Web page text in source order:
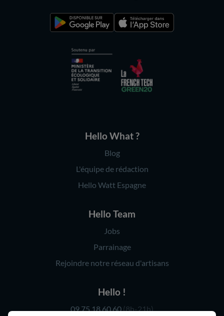
Hello What ?
Blog
L'équipe de rédaction
Hello Watt Espagne
Hello Team
Jobs
Parrainage
Rejoindre notre réseau d'artisans
Hello !
09 75 18 60 60 (8h-21h)